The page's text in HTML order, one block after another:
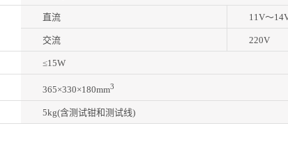
直流 11V～
交流 220V
≤15W
365×330×180mm3
5kg(含测试钳和测试线)